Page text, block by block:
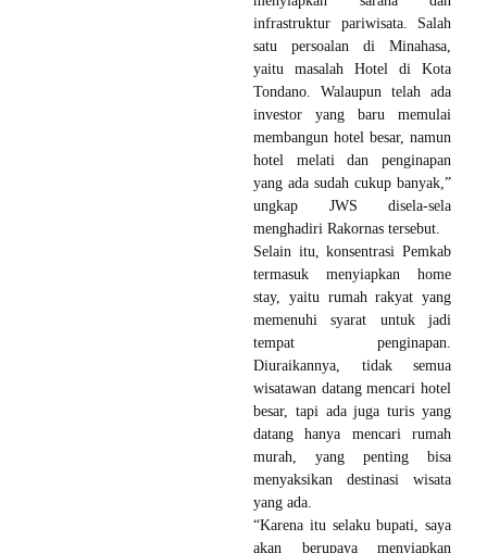
infrastruktur pariwisata. Salah
satu persoalan di Minahasa,
yaitu masalah Hotel di Kota
Tondano. Walaupun telah ada
investor yang baru memulai
membangun hotel besar, namun
hotel melati dan penginapan
yang ada sudah cukup banyak,”
ungkap JWS disela-sela
menghadiri Rakornas tersebut.
Selain itu, konsentrasi Pemkab
termasuk menyiapkan home
stay, yaitu rumah rakyat yang
memenuhi syarat untuk jadi
tempat penginapan.
Diuraikannya, tidak semua
wisatawan datang mencari hotel
besar, tapi ada juga turis yang
datang hanya mencari rumah
murah, yang penting bisa
menyaksikan destinasi wisata
yang ada.
“Karena itu selaku bupati, saya
akan berupaya menyiapkan